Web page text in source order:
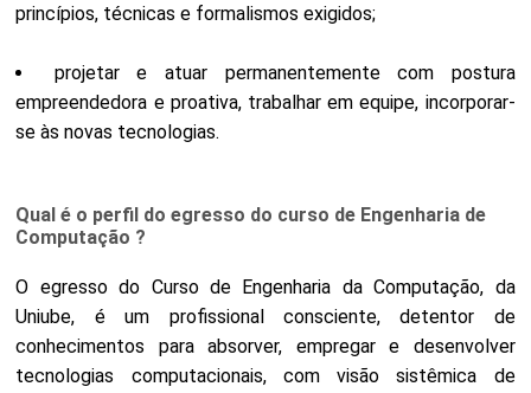
princípios, técnicas e formalismos exigidos;
projetar e atuar permanentemente com postura
empreendedora e proativa, trabalhar em equipe, incorporar-
se às novas tecnologias.
Qual é o perfil do egresso do curso de Engenharia de
Computação ?
O egresso do Curso de Engenharia da Computação, da
Uniube, é um profissional consciente, detentor de
conhecimentos para absorver, empregar e desenvolver
tecnologias computacionais, com visão sistêmica de